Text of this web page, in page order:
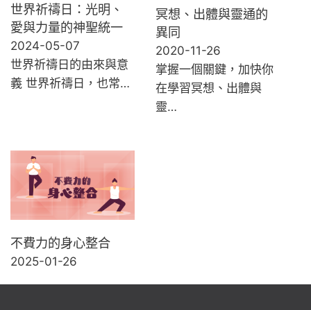
世界祈禱日：光明、
愛與力量的神聖統一
2024-05-07
世界祈禱日的由來與意
義 世界祈禱日，也常…
冥想、出體與靈通的
異同
2020-11-26
掌握一個關鍵，加快你
在學習冥想、出體與
靈…
不費力的身心整合
2025-01-26